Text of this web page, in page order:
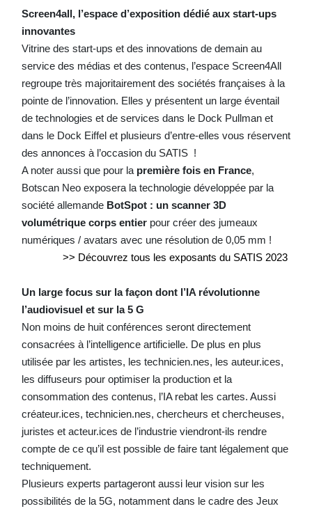
Screen4all, l’espace d’exposition dédié aux start-ups
innovantes
Vitrine des start-ups et des innovations de demain au
service des médias et des contenus, l’espace Screen4All
regroupe très majoritairement des sociétés françaises à la
pointe de l’innovation. Elles y présentent un large éventail
de technologies et de services dans le Dock Pullman et
dans le Dock Eiffel et plusieurs d’entre-elles vous réservent
des annonces à l’occasion du SATIS !
A noter aussi que pour lapremière fois en France,
Botscan Neo exposera la technologie développée par la
société allemande BotSpot : un scanner 3D
volumétrique corps entierpour créer des jumeaux
numériques / avatars avec une résolution de 0,05 mm !
>> Découvrez tous les exposants du SATIS 2023
Un large focus sur la façon dont l’IA révolutionne
l’audiovisuel et sur la 5 G
Non moins de huit conférences seront directement
consacrées à l’intelligence artificielle. De plus en plus
utilisée par les artistes, les technicien.nes, les auteur.ices,
les diffuseurs pour optimiser la production et la
consommation des contenus, l’IA rebat les cartes. Aussi
créateur.ices, technicien.nes, chercheurs et chercheuses,
juristes et acteur.ices de l’industrie viendront-ils rendre
compte de ce qu’il est possible de faire tant légalement que
techniquement.
Plusieurs experts partageront aussi leur vision sur les
possibilités de la 5G, notamment dans le cadre des Jeux